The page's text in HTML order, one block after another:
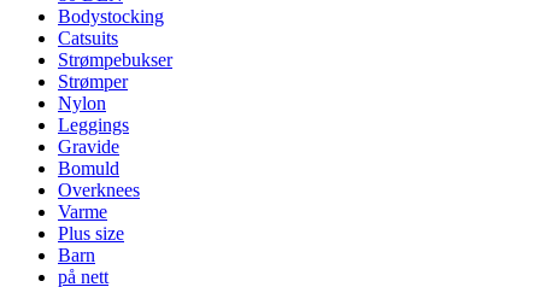
Bodystocking
Catsuits
Strømpebukser
Strømper
Nylon
Leggings
Gravide
Bomuld
Overknees
Varme
Plus size
Barn
på nett